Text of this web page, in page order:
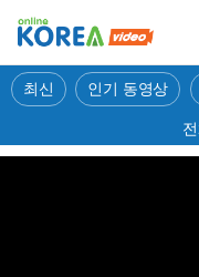
최신 인기 동영상